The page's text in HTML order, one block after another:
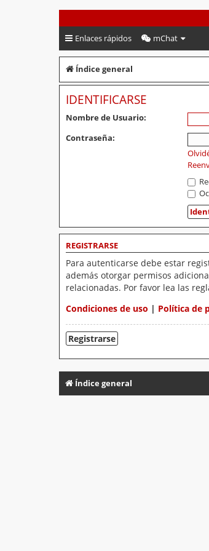
PeruVoley.com
Enlaces rápidos mChat
Índice general
IDENTIFICARSE
Nombre de Usuario:
Contraseña:
REGISTRARSE
Para autenticarse debe estar
además otorgar permisos
relacionadas. Por favor lea las
Condiciones de uso | Política de
Registrarse
Índice general